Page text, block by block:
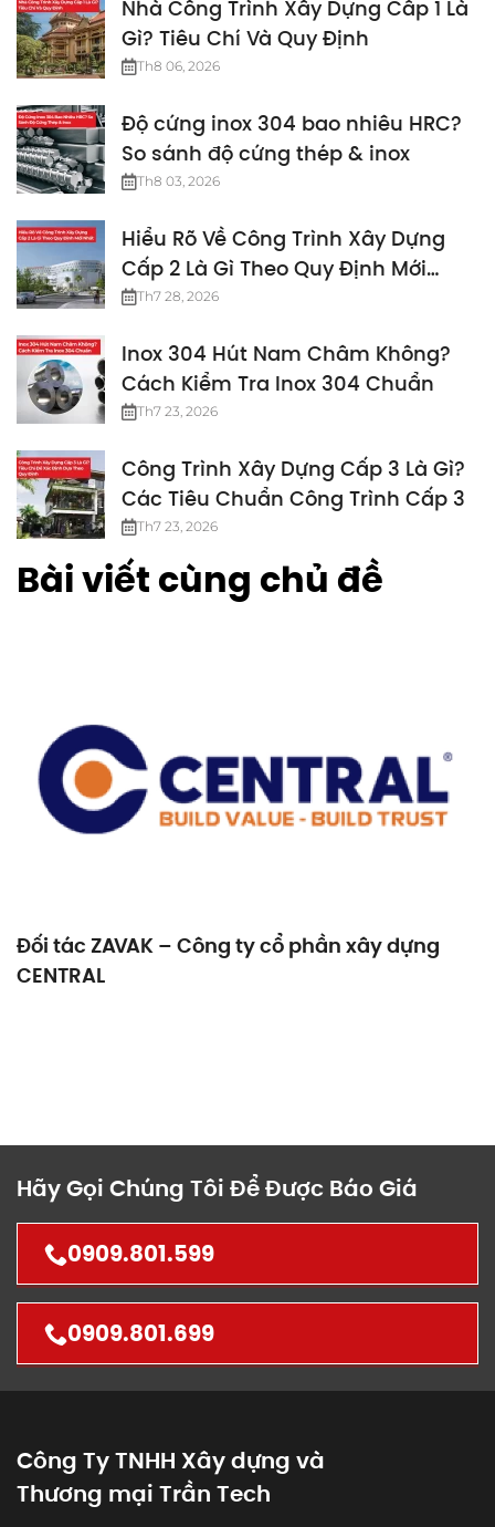
Nhà Công Trình Xây Dựng Cấp 1 Là
Gì? Tiêu Chí Và Quy Định
Th8 06, 2026
Độ cứng inox 304 bao nhiêu HRC?
So sánh độ cứng thép & inox
Th8 03, 2026
Hiểu Rõ Về Công Trình Xây Dựng
Cấp 2 Là Gì Theo Quy Định Mới
Nhất
Th7 28, 2026
Inox 304 Hút Nam Châm Không?
Cách Kiểm Tra Inox 304 Chuẩn
Th7 23, 2026
Công Trình Xây Dựng Cấp 3 Là Gì?
Các Tiêu Chuẩn Công Trình Cấp 3
Th7 23, 2026
Bài viết cùng chủ đề
Đối tác ZAVAK – Công ty cổ phần xây dựng
CENTRAL
Hãy Gọi Chúng Tôi Để Được Báo Giá
0909.801.599
0909.801.699
Công Ty TNHH Xây dựng và
Thương mại Trần Tech